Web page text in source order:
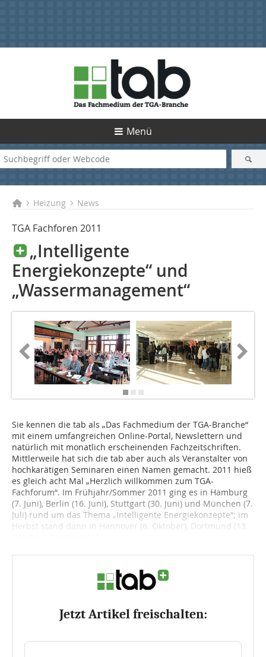
Menü
Heizung News
TGA Fachforen 2011
„Intelligente
Energiekonzepte“ und
„Wassermanagement“
Sie kennen die tab als „Das Fachmedium der TGA-Branche“
mit einem umfangreichen Online-Portal, Newslettern und
natürlich mit monatlich erscheinenden Fachzeitschriften.
Mittlerweile hat sich die tab aber auch als Ver­anstalter von
hochkaräti­gen Seminaren einen Namen gemacht. 2011 hieß
es gleich acht Mal „Herzlich willkommen zum TGA-
Fachforum“. Im Frühjahr/Sommer 2011 ging es in Hamburg
(7. Juni), Berlin (16. Juni), Stuttgart (30. Juni) und München (7.
Juli) rund um das Thema „Intelligente Energiekonzepte“; im
Herbst stand dann in Hannover (6. Oktober), Dortmund (13.
Jetzt Artikel freischalten: